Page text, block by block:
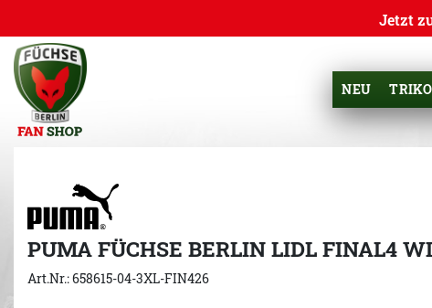
Jetzt
NEU
PUMA FÜCHSE BERLIN LIDL FINAL4
Art.Nr.: 658615-04-3XL-FIN426